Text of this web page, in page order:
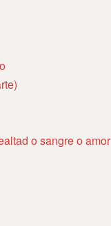
o sangre o amor